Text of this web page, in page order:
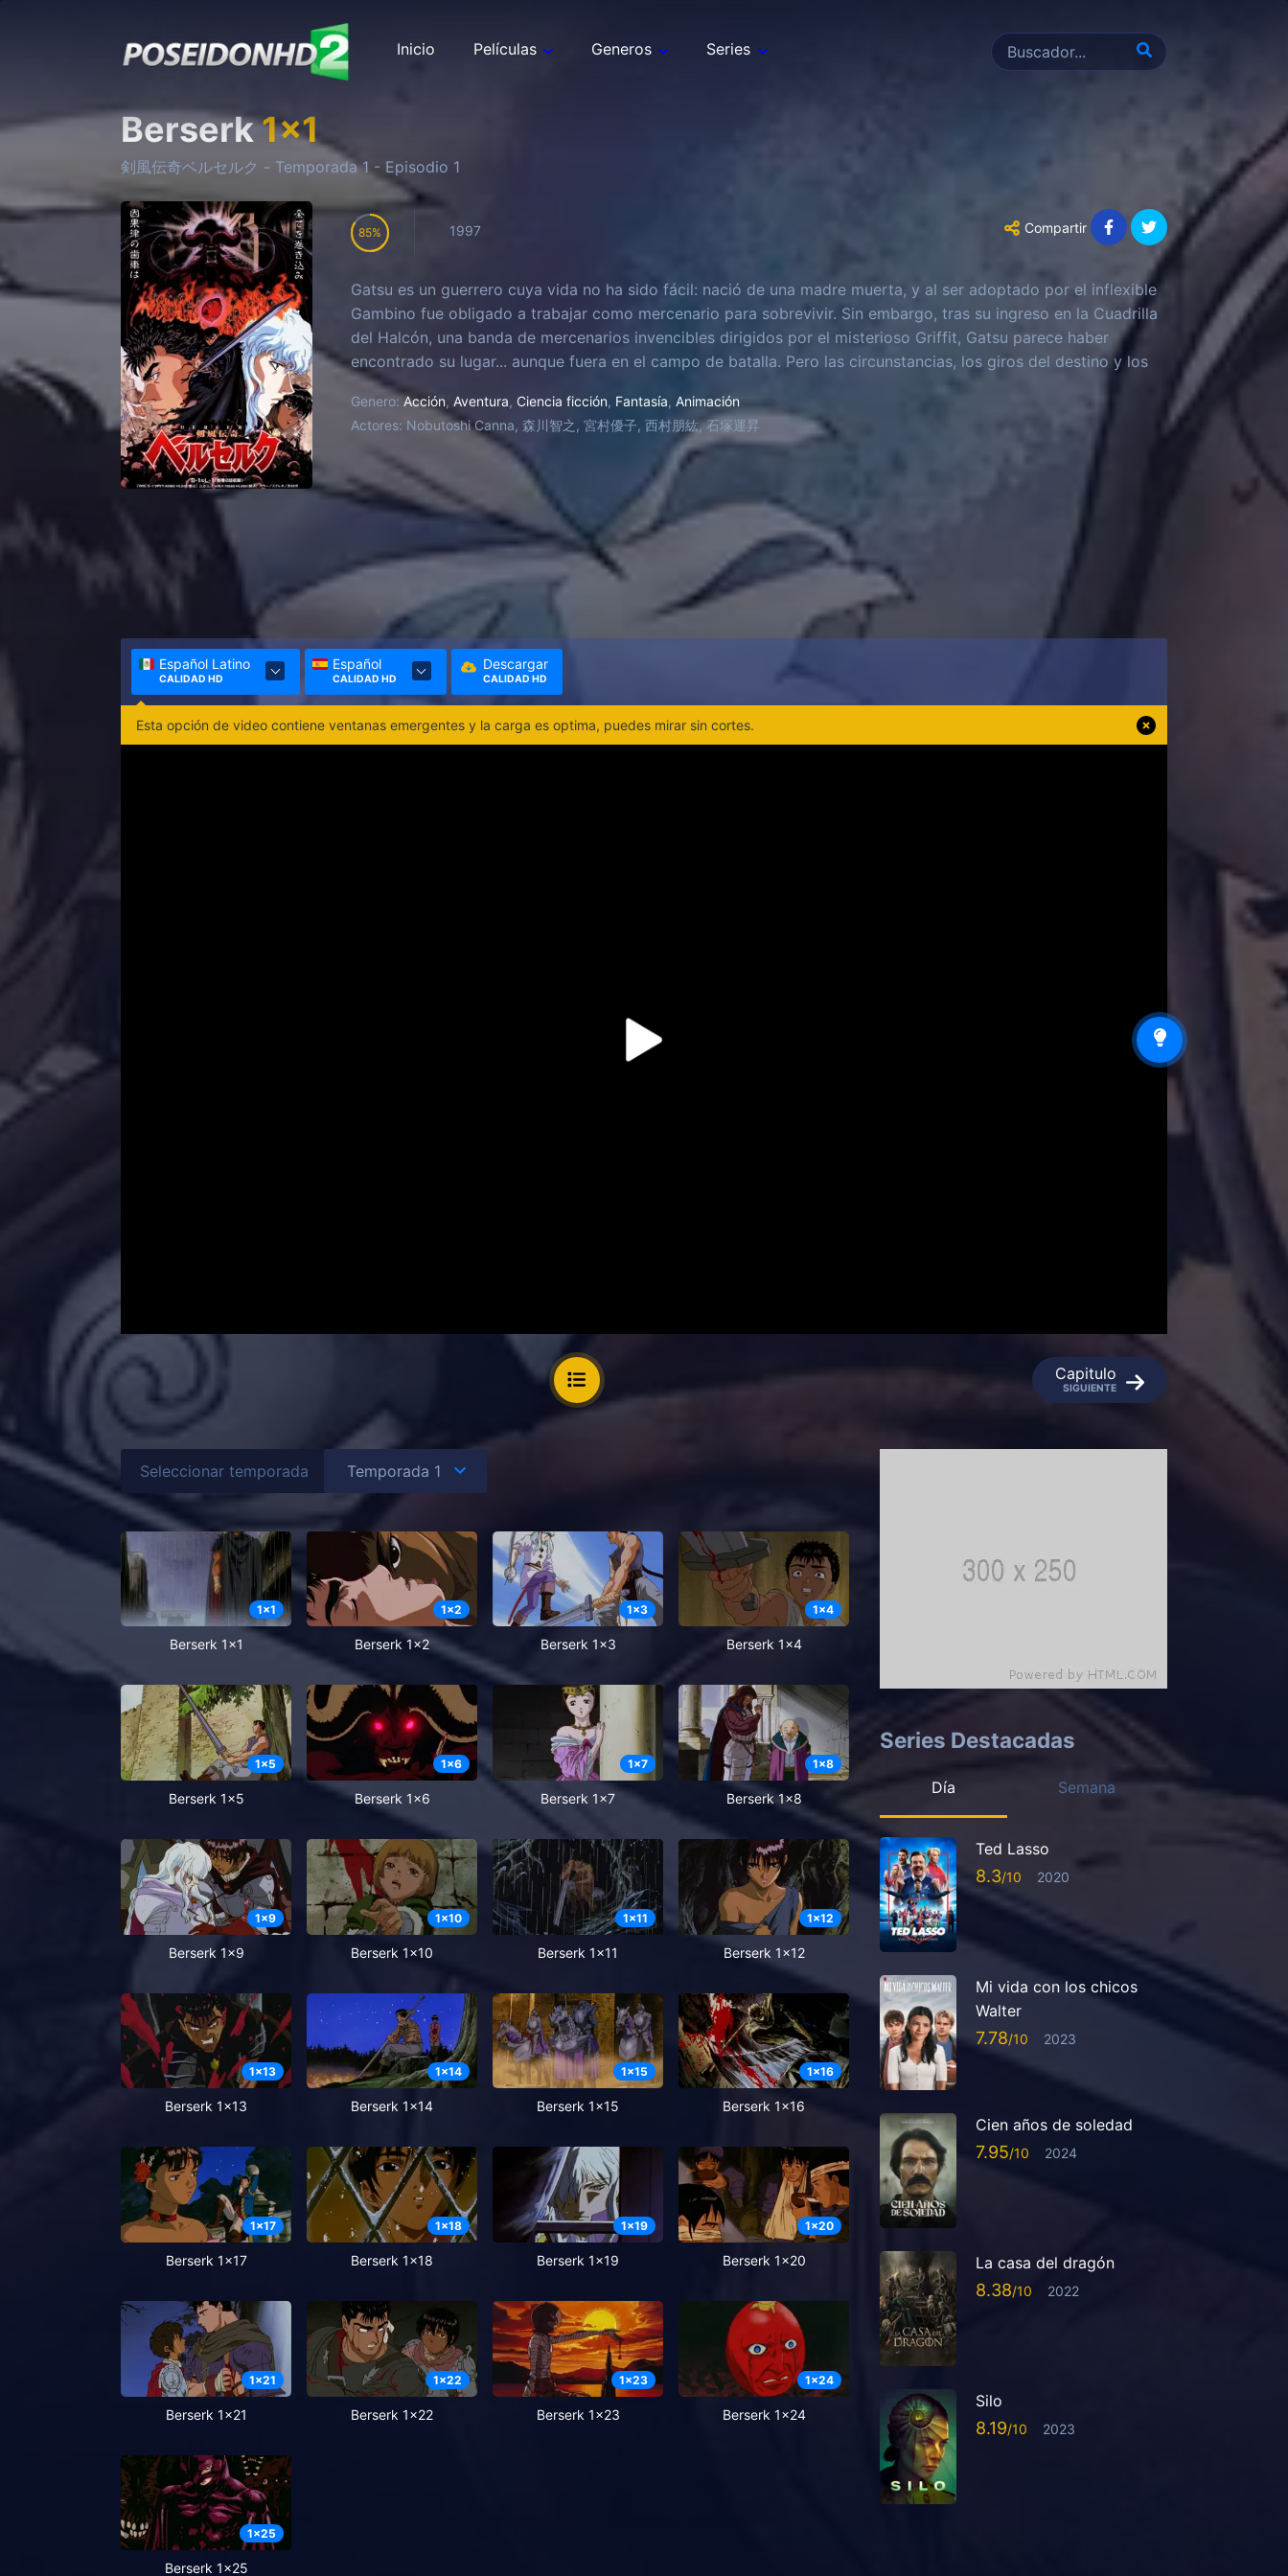
Inicio Películas Generos Series
Berserk1x1
剣風伝奇ベルセルク - Temporada1 - Episodio 1
85 1997 Compartir
Gatsu es un guerrero cuya vida no ha sido fácil: nació de una madre muerta, y al ser adoptado por el inflexible
Gambino fue obligado a trabajar como mercenario para sobrevivir. Sin embargo, tras su ingreso en la Cuadrilla
del Halcón, una banda de mercenarios invencibles dirigidos por el misterioso Griffit, Gatsu parece haber
encontrado su lugar... aunque fuera en el campo de batalla. Pero las circunstancias, los giros del destino y los
inflexibles sueños de Griffit provocarán más de un derramamiento de sangre...
Genero: Acción, Aventura, Ciencia ficción, Fantasía, Animación
Actores: Nobutoshi Canna, 森川智之, 宮村優子, 西村朋紘, 石塚運昇
Español Latino
CALIDAD HD
Español
CALIDAD HD
Descargar
CALIDAD HD
Esta opción de video contiene ventanas emergentes y la carga es optima, puedes mirar sin cortes.
Capitulo
SIGUIENTE
Seleccionar temporada
1x1
Berserk 1x1
1x2
Berserk 1x2
1x3
Berserk 1x3
1x4
Berserk 1x4
1x5
Berserk 1x5
1x6
Berserk 1x6
1x7
Berserk 1x7
1x8
Berserk 1x8
1x9
Berserk 1x9
1x10
Berserk 1x10
1x11
Berserk 1x11
1x12
Berserk 1x12
1x13
Berserk 1x13
1x14
Berserk 1x14
1x15
Berserk 1x15
1x16
Berserk 1x16
1x17
Berserk 1x17
1x18
Berserk 1x18
1x19
Berserk 1x19
1x20
Berserk 1x20
1x21
Berserk 1x21
1x22
Berserk 1x22
1x23
Berserk 1x23
1x24
Berserk 1x24
1x25
Berserk 1x25
Series Destacadas
Día Semana
Ted Lasso
8.3 2020
Mi vida con los chicos
Walter
7.78 2023
Cien años de soledad
7.95 2024
La casa del dragón
8.38 2022
Silo
8.19 2023